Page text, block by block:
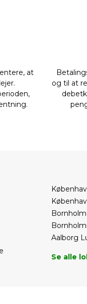
at
og til at
Bornholm
Aalborg
Se alle